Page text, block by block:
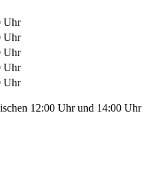
Uhr
Uhr
Uhr
Uhr
Uhr
12:00 Uhr und 14:00 Uhr